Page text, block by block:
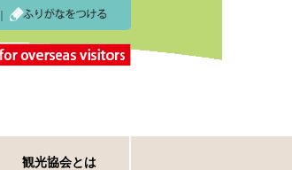
｜
観光協会とは